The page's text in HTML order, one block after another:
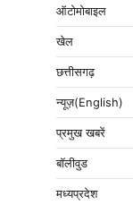
ऑटोमोबाइल
खेल
छत्तीसगढ़
न्यूज़(English)
प्रमुख खबरें
बॉलीवुड
मध्यप्रदेश